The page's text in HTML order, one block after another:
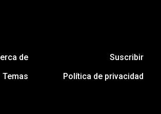
de
Temas
Suscribir
Política de privacidad